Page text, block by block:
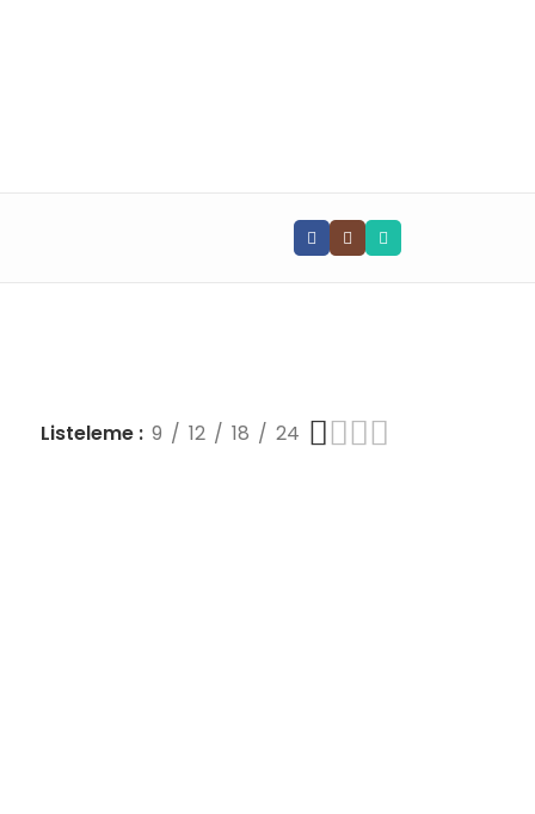
Listeleme 9 12 18 24